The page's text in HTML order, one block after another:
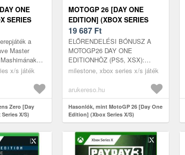
ONE
SERIES
a
Master
űr fantasy
x/s játék
Zero [Day
X/S)
MOTOGP 26 [DAY ONE
EDITION] (XBOX SERIES
X/S)
19 687 Ft
ELŐRENDELÉSI BÓNUSZ A
MOTOGP26 DAY ONE
EDITIONHÖZ (PS5, XSX):
Scorpion sisakcsomag HJC
MotoGP élményt a hivatalos
milestone, xbox series x/s játék
arukereso.hu
Hasonlók, mint MotoGP 26 [Day One
Edition] (Xbox Series X/S)